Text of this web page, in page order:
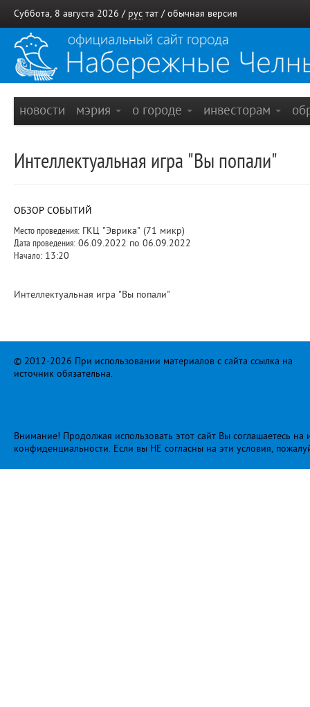
Суббота, 8 августа 2026 / рус тат / обычная версия
новости мэрия о городе инвесторам
Интеллектуальная игра "Вы попали"
ОБЗОР СОБЫТИЙ
Место проведения: ГКЦ "Эврика" (71 микр)
Дата проведения: 06.09.2022 по 06.09.2022
Начало: 13:20
Интеллектуальная игра "Вы попали"
© 2012-2026 При использовании материалов с сайта ссылка на
источник обязательна.
Внимание! Продолжая использовать этот сайт Вы соглашаетесь
конфиденциальности. Если вы НЕ согласны на эти условия,